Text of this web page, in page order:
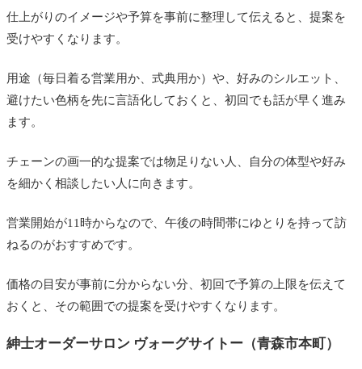
仕上がりのイメージや予算を事前に整理して伝えると、提案を
受けやすくなります。
用途（毎日着る営業用か、式典用か）や、好みのシルエット、
避けたい色柄を先に言語化しておくと、初回でも話が早く進み
ます。
チェーンの画一的な提案では物足りない人、自分の体型や好み
を細かく相談したい人に向きます。
営業開始が11時からなので、午後の時間帯にゆとりを持って訪
ねるのがおすすめです。
価格の目安が事前に分からない分、初回で予算の上限を伝えて
おくと、その範囲での提案を受けやすくなります。
紳士オーダーサロン ヴォーグサイトー（青森市本町）